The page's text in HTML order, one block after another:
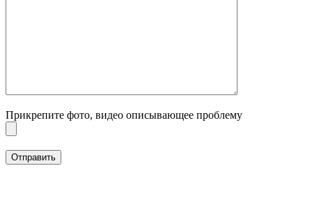
Прикрепите фото, видео описывающее проблему